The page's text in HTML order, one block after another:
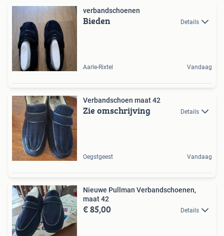
verbandschoenen
Bieden Details
Aarle-Rixtel Vandaag
Verbandschoen maat 42
Zie omschrijving Details
Oegstgeest Vandaag
Nieuwe Pullman Verbandschoenen,
maat 42
€ 85,00 Details